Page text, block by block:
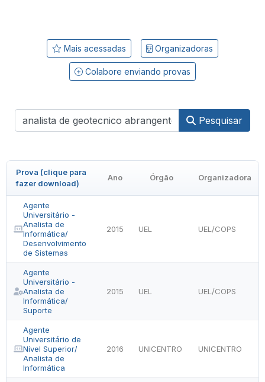
Mais acessadas Organizadoras
Colabore enviando provas
Pesquisar
Prova (clique para
fazer download)
Ano Órgão Organizadora
Agente
Universitário -
Analista de
Informática/
Desenvolvimento
de Sistemas
2015 UEL UEL/COPS
Agente
Universitário -
Analista de
Informática/
Suporte
2015 UEL UEL/COPS
Agente
Universitário de
Nível Superior/
Analista de
Informática
2016 UNICENTRO UNICENTRO